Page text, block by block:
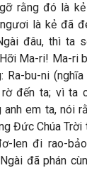
rằng đó là
là kẻ đã
đâu, thì ta
Ma-ri! Ma-ri
Ra-bu-ni
đến ta; vì ta
em ta, nói
Đức Chúa
len đi rao-
đã phán